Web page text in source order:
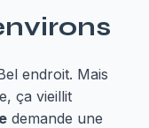
endroit. Mais
ça vieillit
demande une